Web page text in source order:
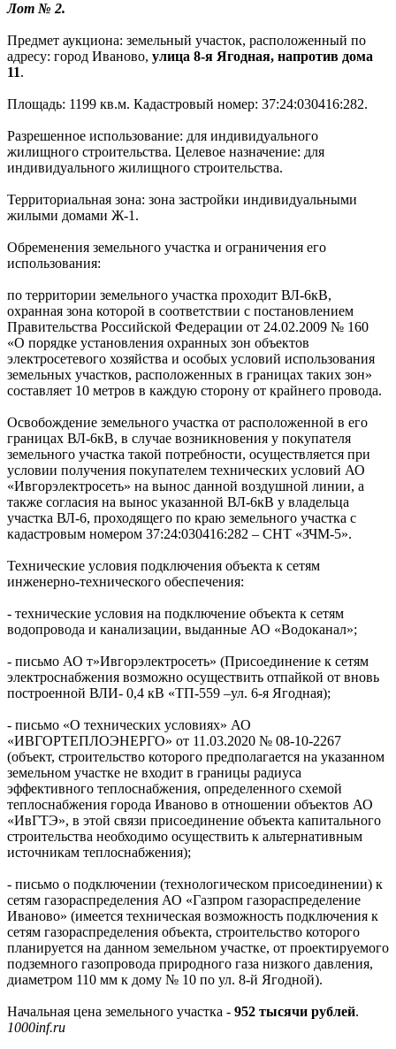
Лот № 2.
Предмет аукциона: земельный участок, расположенный по
адресу: город Иваново, улица 8-я Ягодная, напротив дома
11.
Площадь: 1199 кв.м. Кадастровый номер: 37:24:030416:282.
Разрешенное использование: для индивидуального
жилищного строительства. Целевое назначение: для
индивидуального жилищного строительства.
Территориальная зона: зона застройки индивидуальными
жилыми домами Ж-1.
Обременения земельного участка и ограничения его
использования:
по территории земельного участка проходит ВЛ-6кВ,
охранная зона которой в соответствии с постановлением
Правительства Российской Федерации от 24.02.2009 № 160
«О порядке установления охранных зон объектов
электросетевого хозяйства и особых условий использования
земельных участков, расположенных в границах таких зон»
составляет 10 метров в каждую сторону от крайнего провода.
Освобождение земельного участка от расположенной в его
границах ВЛ-6кВ, в случае возникновения у покупателя
земельного участка такой потребности, осуществляется при
условии получения покупателем технических условий АО
«Ивгорэлектросеть» на вынос данной воздушной линии, а
также согласия на вынос указанной ВЛ-6кВ у владельца
участка ВЛ-6, проходящего по краю земельного участка с
кадастровым номером 37:24:030416:282 – СНТ «ЗЧМ-5».
Технические условия подключения объекта к сетям
инженерно-технического обеспечения:
- технические условия на подключение объекта к сетям
водопровода и канализации, выданные АО «Водоканал»;
- письмо АО т»Ивгорэлектросеть» (Присоединение к сетям
электроснабжения возможно осуществить отпайкой от вновь
построенной ВЛИ- 0,4 кВ «ТП-559 –ул. 6-я Ягодная);
- письмо «О технических условиях» АО
«ИВГОРТЕПЛОЭНЕРГО» от 11.03.2020 № 08-10-2267
(объект, строительство которого предполагается на указанном
земельном участке не входит в границы радиуса
эффективного теплоснабжения, определенного схемой
теплоснабжения города Иваново в отношении объектов АО
«ИвГТЭ», в этой связи присоединение объекта капитального
строительства необходимо осуществить к альтернативным
источникам теплоснабжения);
- письмо о подключении (технологическом присоединении) к
сетям газораспределения АО «Газпром газораспределение
Иваново» (имеется техническая возможность подключения к
сетям газораспределения объекта, строительство которого
планируется на данном земельном участке, от проектируемого
подземного газопровода природного газа низкого давления,
диаметром 110 мм к дому № 10 по ул. 8-й Ягодной).
Начальная цена земельного участка - 952 тысячи рублей.
1000inf.ru